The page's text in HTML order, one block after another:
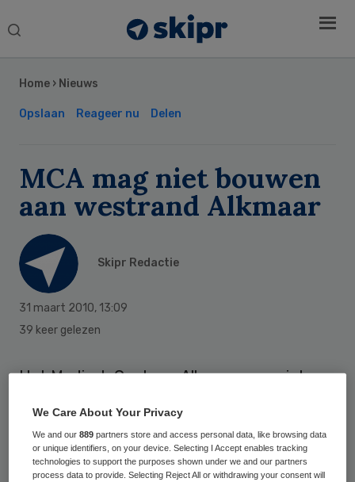
Search
Home › Nieuws
Opslaan Reageer nu Delen
MCA mag niet bouwen
aan westrand Alkmaar
Skipr Redactie
31 maart 2010, 13:09
39 keer gelezen
Het Medisch Centrum Alkmaar mag niet
Gedeputeerde Staten van Noord Holland
geven geen toestemming voor de
nieuwbouw in de Bergermeerpolder. Dat
Sidebar
We Care About Your Privacy
We and our889 partners store and access personal data, like browsing data
or unique identifiers, on your device. Selecting I Accept enables tracking
technologies to support the purposes shown under we and our partners
process data to provide. Selecting Reject All or withdrawing your consent will